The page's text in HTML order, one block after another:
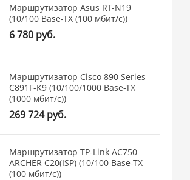
Маршрутизатор Asus RT-N19
(10/100 Base-TX (100 мбит/с))
6 780 руб.
Маршрутизатор Cisco 890 Series
C891F-K9 (10/100/1000 Base-TX
(1000 мбит/с))
269 724 руб.
Маршрутизатор TP-Link AC750
ARCHER C20(ISP) (10/100 Base-TX
(100 мбит/с))